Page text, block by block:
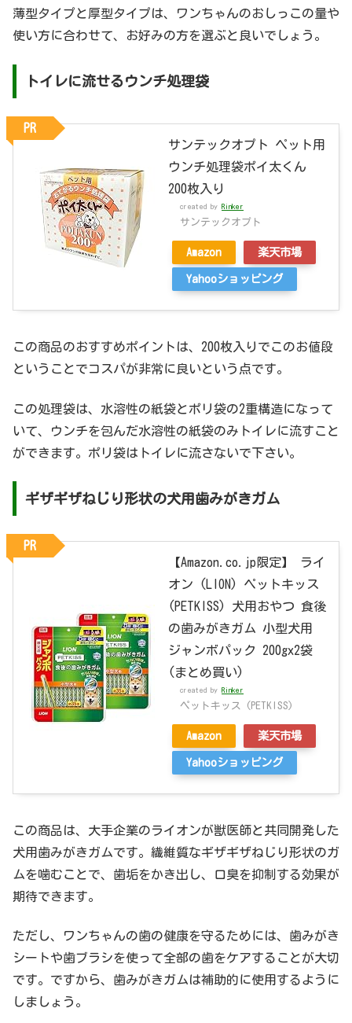
薄型タイプと厚型タイプは、ワンちゃんのおしっこの量や
使い方に合わせて、お好みの方を選ぶと良いでしょう。
トイレに流せるウンチ処理袋
サンテックオプト ペット用
ウンチ処理袋ポイ太くん
200枚入り
created by Rinker
サンテックオプト
Amazon 楽天市場
Yahooショッピング
PR
この商品のおすすめポイントは、200枚入りでこのお値段
ということでコスパが非常に良いという点です。
この処理袋は、水溶性の紙袋とポリ袋の2重構造になって
いて、ウンチを包んだ水溶性の紙袋のみトイレに流すこと
ができます。ポリ袋はトイレに流さないで下さい。
ギザギザねじり形状の犬用歯みがきガム
【Amazon.co.jp限定】 ライ
オン (LION) ペットキッス
(PETKISS) 犬用おやつ 食後
の歯みがきガム 小型犬用
ジャンボパック 200gx2袋
(まとめ買い)
created by Rinker
ペットキッス (PETKISS)
Amazon 楽天市場
Yahooショッピング
PR
この商品は、大手企業のライオンが獣医師と共同開発した
犬用歯みがきガムです。繊維質なギザギザねじり形状のガ
ムを噛むことで、歯垢をかき出し、口臭を抑制する効果が
期待できます。
ただし、ワンちゃんの歯の健康を守るためには、歯みがき
シートや歯ブラシを使って全部の歯をケアすることが大切
です。ですから、歯みがきガムは補助的に使用するように
しましょう。